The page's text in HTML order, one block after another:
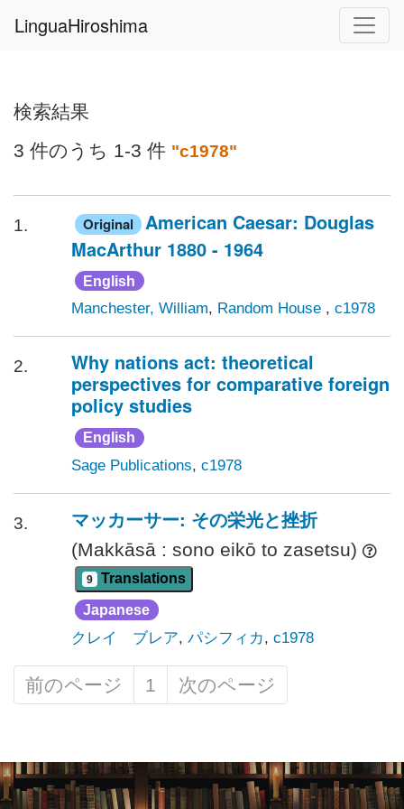
LinguaHiroshima
検索結果
3 件のうち 1-3 件 "c1978"
1. Original
American Caesar: Douglas
MacArthur 1880 - 1964
English
Manchester, William, Random House , c1978
2.
Why nations act: theoretical
perspectives for comparative foreign
policy studies
English
Sage Publications, c1978
3. マッカーサー: その栄光と挫折
(Makkāsā : sono eikō to zasetsu)
9 Translations
Japanese
クレイ ブレア, パシフィカ, c1978
前のページ 1 次のページ